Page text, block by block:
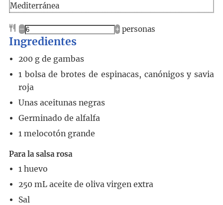
Mediterránea
– + personas
Ingredientes
200 g de gambas
1 bolsa de brotes de espinacas, canónigos y savia
roja
Unas aceitunas negras
Germinado de alfalfa
1 melocotón grande
Para la salsa rosa
1 huevo
250 mL aceite de oliva virgen extra
Sal